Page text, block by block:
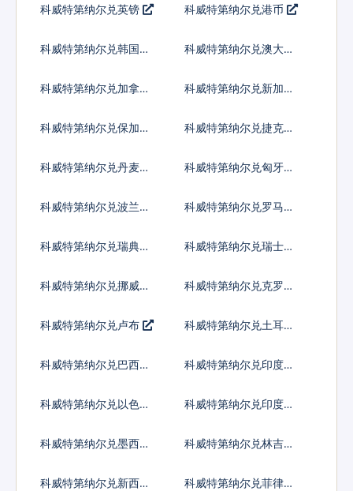
科威特第纳尔兑英镑 科威特第纳尔兑港币
科威特第纳尔兑韩国元
科威特第纳尔兑澳大利
科威特第纳尔兑加拿大
科威特第纳尔兑新加坡
科威特第纳尔兑保加利
科威特第纳尔兑捷克货
科威特第纳尔兑丹麦克
科威特第纳尔兑匈牙利
科威特第纳尔兑波兰兹
科威特第纳尔兑罗马尼
科威特第纳尔兑瑞典克
科威特第纳尔兑瑞士法
科威特第纳尔兑挪威克
科威特第纳尔兑克罗地
科威特第纳尔兑卢布
科威特第纳尔兑土耳其
科威特第纳尔兑巴西雷
科威特第纳尔兑印度尼
科威特第纳尔兑以色列
科威特第纳尔兑印度卢
科威特第纳尔兑墨西哥
科威特第纳尔兑林吉特
科威特第纳尔兑新西兰
科威特第纳尔兑菲律宾